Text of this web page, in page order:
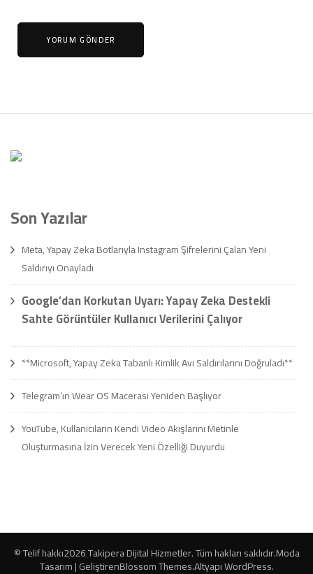
Son Yazılar
Meta, Yapay Zeka Botlarıyla Instagram Şifrelerini Çalan Yeni
Saldırıyı Onayladı
Google’dan Korkutan Uyarı: Yapay Zeka Destekli
Sahte Görüntüler Kullanıcı Verilerini Çalıyor
**Microsoft, Yapay Zeka Tabanlı Kimlik Avı Saldırılarını Doğruladı**
Telegram’ın Wear OS Macerası Yeniden Başlıyor
YouTube, Kullanıcıların Kendi Video Akışlarını Metinle
Oluşturmasına İzin Verecek Yeni Özelliği Duyurdu
© Telif hakkı2026Takipera Dijital Hizmetler. Tüm hakları saklıdır.Moda
Tasarım | GeliştirenBlossom Themes.AltyapıWordPress.